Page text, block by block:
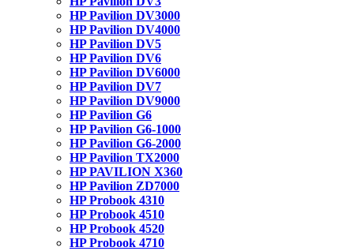
HP Pavilion DV3000
HP Pavilion DV4000
HP Pavilion DV5
HP Pavilion DV6
HP Pavilion DV6000
HP Pavilion DV7
HP Pavilion DV9000
HP Pavilion G6
HP Pavilion G6-1000
HP Pavilion G6-2000
HP Pavilion TX2000
HP PAVILION X360
HP Pavilion ZD7000
HP Probook 4310
HP Probook 4510
HP Probook 4520
HP Probook 4710